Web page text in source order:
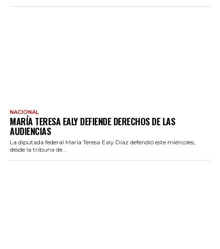
NACIONAL
MARÍA TERESA EALY DEFIENDE DERECHOS DE LAS
AUDIENCIAS
La diputada federal María Teresa Ealy Díaz defendió este miércoles,
desde la tribuna de...